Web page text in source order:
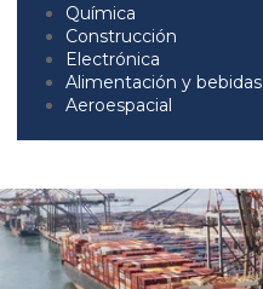
Química
Construcción
Electrónica
Alimentación y bebidas
Aeroespacial